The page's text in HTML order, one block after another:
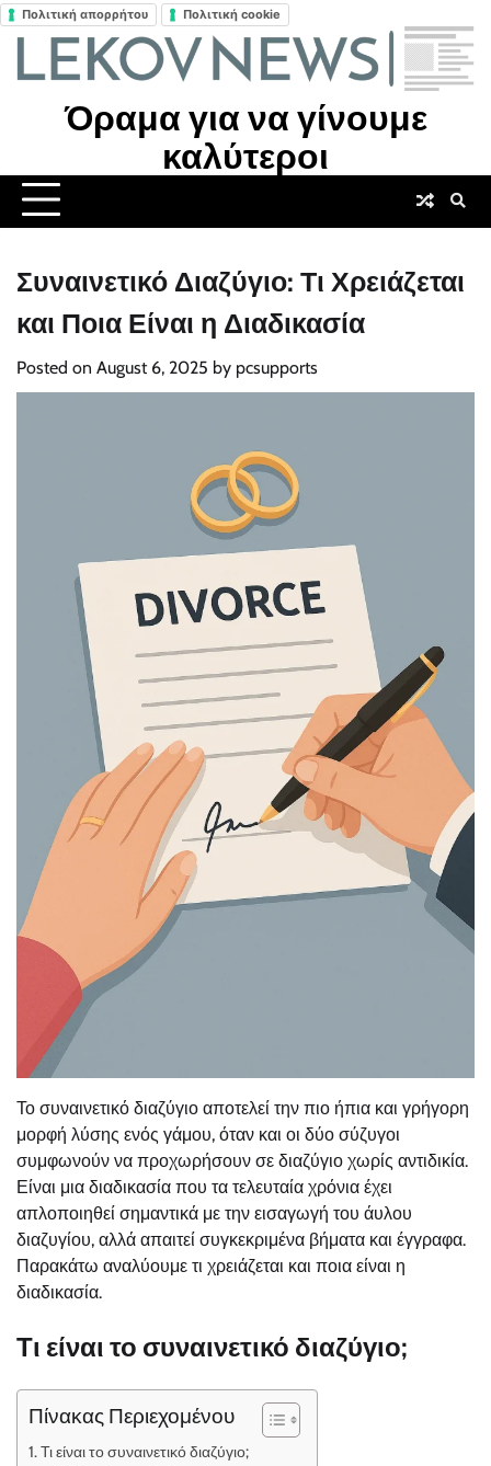
Πολιτική απορρήτου Πολιτική cookie
Skip
Όραμα για να γίνουμε
καλύτεροι
Συναινετικό Διαζύγιο: Τι Χρειάζεται
και Ποια Είναι η Διαδικασία
Posted on August 6, 2025 by pcsupports
Το συναινετικό διαζύγιο αποτελεί την πιο ήπια και γρήγορη
μορφή λύσης ενός γάμου, όταν και οι δύο σύζυγοι
συμφωνούν να προχωρήσουν σε διαζύγιο χωρίς αντιδικία.
Είναι μια διαδικασία που τα τελευταία χρόνια έχει
απλοποιηθεί σημαντικά με την εισαγωγή του άυλου
διαζυγίου, αλλά απαιτεί συγκεκριμένα βήματα και έγγραφα.
Παρακάτω αναλύουμε τι χρειάζεται και ποια είναι η
διαδικασία.
Τι είναι το συναινετικό διαζύγιο;
Πίνακας Περιεχομένου
Τι είναι το συναινετικό διαζύγιο;